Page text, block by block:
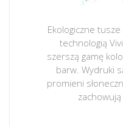
Ekologiczne
technologią
szerszą gamę
barw. Wydruki
promieni